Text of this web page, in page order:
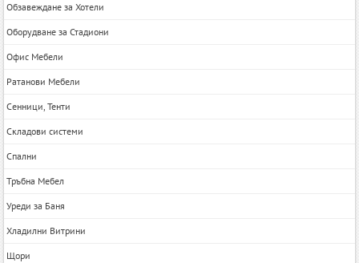
Обзавеждане за Хотели
Оборудване за Стадиони
Офис Мебели
Ратанови Мебели
Сенници, Тенти
Складови системи
Спални
Тръбна Мебел
Уреди за Баня
Хладилни Витрини
Щори